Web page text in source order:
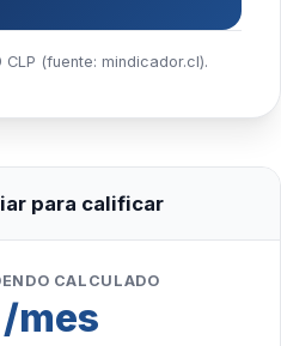
CLP (fuente: mindicador.cl).
para calificar
CALCULADO
mes